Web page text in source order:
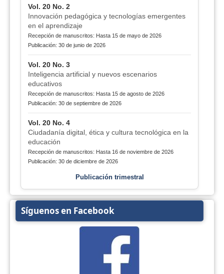
Vol. 20 No. 2
Innovación pedagógica y tecnologías emergentes
en el aprendizaje
Recepción de manuscritos: Hasta 15 de mayo de 2026
Publicación: 30 de junio de 2026
Vol. 20 No. 3
Inteligencia artificial y nuevos escenarios
educativos
Recepción de manuscritos: Hasta 15 de agosto de 2026
Publicación: 30 de septiembre de 2026
Vol. 20 No. 4
Ciudadanía digital, ética y cultura tecnológica en la
educación
Recepción de manuscritos: Hasta 16 de noviembre de 2026
Publicación: 30 de diciembre de 2026
Publicación trimestral
Síguenos en Facebook